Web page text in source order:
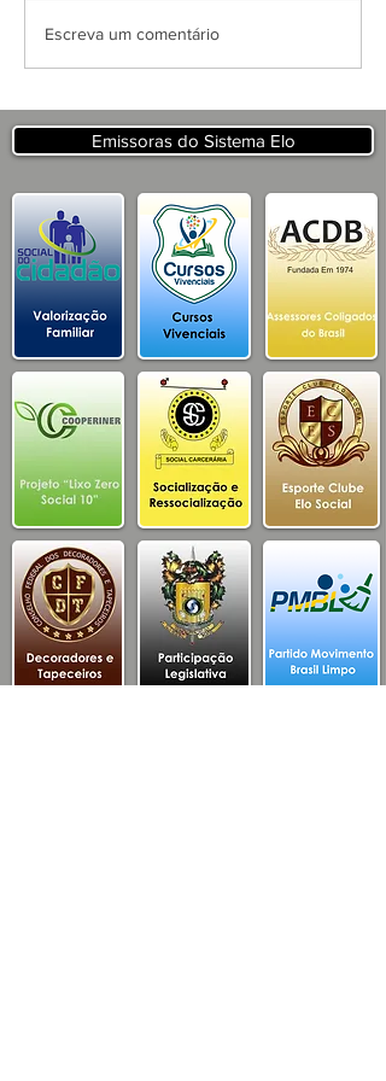
APRESENTAÇÃO DO
TURISMO E
DESENVOLVIMENTO
ECONOMICO PB
Escreva um comentário
Emissoras do Sistema Elo